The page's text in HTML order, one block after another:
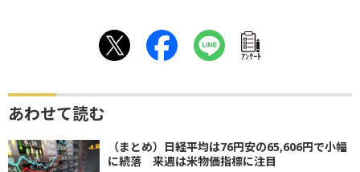
ｱﾝｹｰﾄ
あわせて読む
（まとめ）日経平均は76円安の65,606円で小幅
に続落 来週は米物価指標に注目